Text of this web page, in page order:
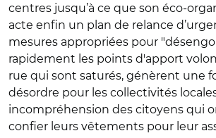
centres jusqu’à ce que son éco-
acte enfin un plan de relance
mesures appropriées pour
rapidement les points d'apport
rue qui sont saturés, génèrent une
désordre pour les collectivités
incompréhension des citoyens qui
confier leurs vêtements pour leur